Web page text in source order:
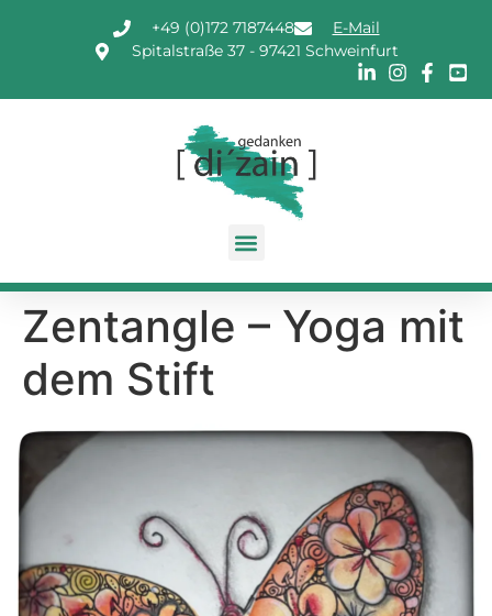
+49 (0)172 7187448
E-Mail
Spitalstraße 37 - 97421 Schweinfurt
Zentangle – Yoga mit
dem Stift